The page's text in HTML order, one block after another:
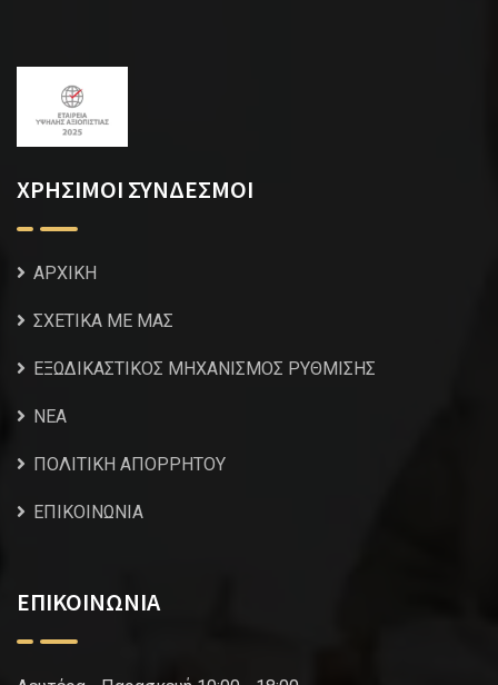
ΧΡΗΣΙΜΟΙ ΣΥΝΔΕΣΜΟΙ
ΑΡΧΙΚΗ
ΣΧΕΤΙΚΑ ΜΕ ΜΑΣ
ΕΞΩΔΙΚΑΣΤΙΚΟΣ ΜΗΧΑΝΙΣΜΟΣ ΡΥΘΜΙΣΗΣ
NEA
ΠΟΛΙΤΙΚΗ ΑΠΟΡΡΗΤΟΥ
ΕΠΙΚΟΙΝΩΝΙΑ
ΕΠΙΚΟΙΝΩΝΙΑ